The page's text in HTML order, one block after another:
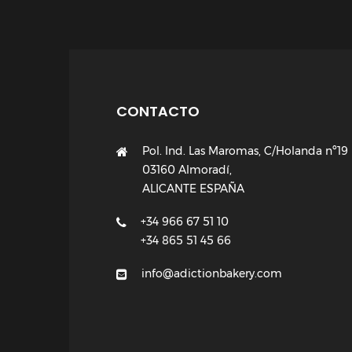
CONTACTO
Pol. Ind. Las Maromas, C/Holanda nº19
03160 Almoradí,
ALICANTE ESPAÑA
+34 966 67 51 10
+34 865 51 45 66
info@adictionbakery.com